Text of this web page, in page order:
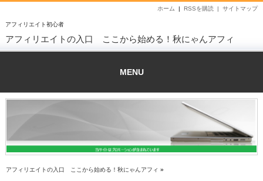
アフィリエイト初心者
サイトマップ
RSSを購読 |
ホーム |
アフィリエイトの入口 ここから始める！秋にゃんアフィ
MENU
アフィリエイトの入口 ここから始める！秋にゃんアフィ »